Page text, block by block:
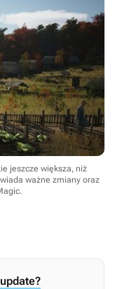
jeszcze większa, niż
ważne zmiany oraz
.